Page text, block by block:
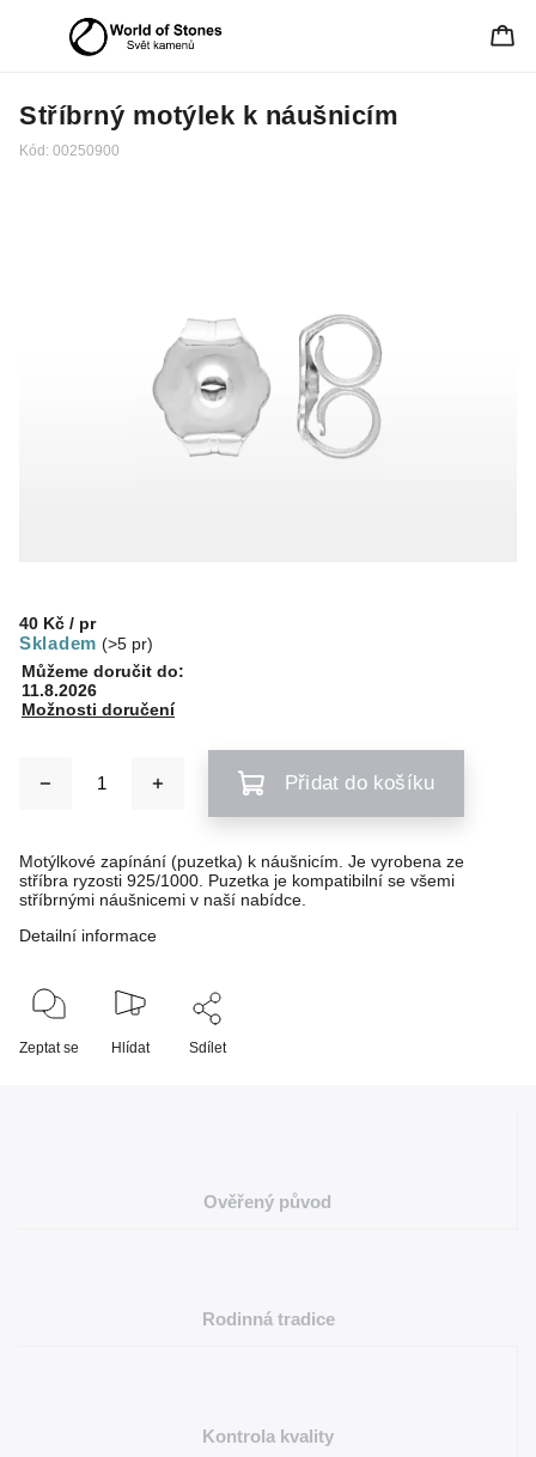
Stříbrný motýlek k náušnicím
Kód: 00250900
40 Kč / pr
Skladem (>5 pr)
Můžeme doručit do:
11.8.2026
Možnosti doručení
Přidat do košíku
Motýlkové zapínání (puzetka) k náušnicím. Je vyrobena ze
stříbra ryzosti 925/1000. Puzetka je kompatibilní se všemi
stříbrnými náušnicemi v naší nabídce.
Detailní informace
Zeptat se Hlídat Sdílet
Ověřený původ
Rodinná tradice
Kontrola kvality